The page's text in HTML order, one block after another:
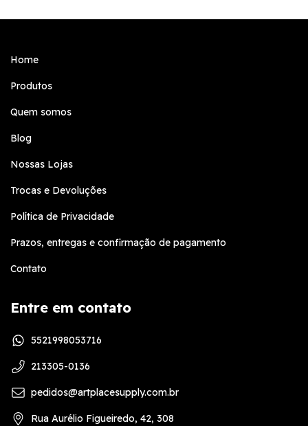
Home
Produtos
Quem somos
Blog
Nossas Lojas
Trocas e Devoluções
Política de Privacidade
Prazos, entregas e confirmação de pagamento
Contato
Entre em contato
5521998053716
213305-0136
pedidos@artplacesupply.com.br
Rua Aurélio Figueiredo, 42, 308